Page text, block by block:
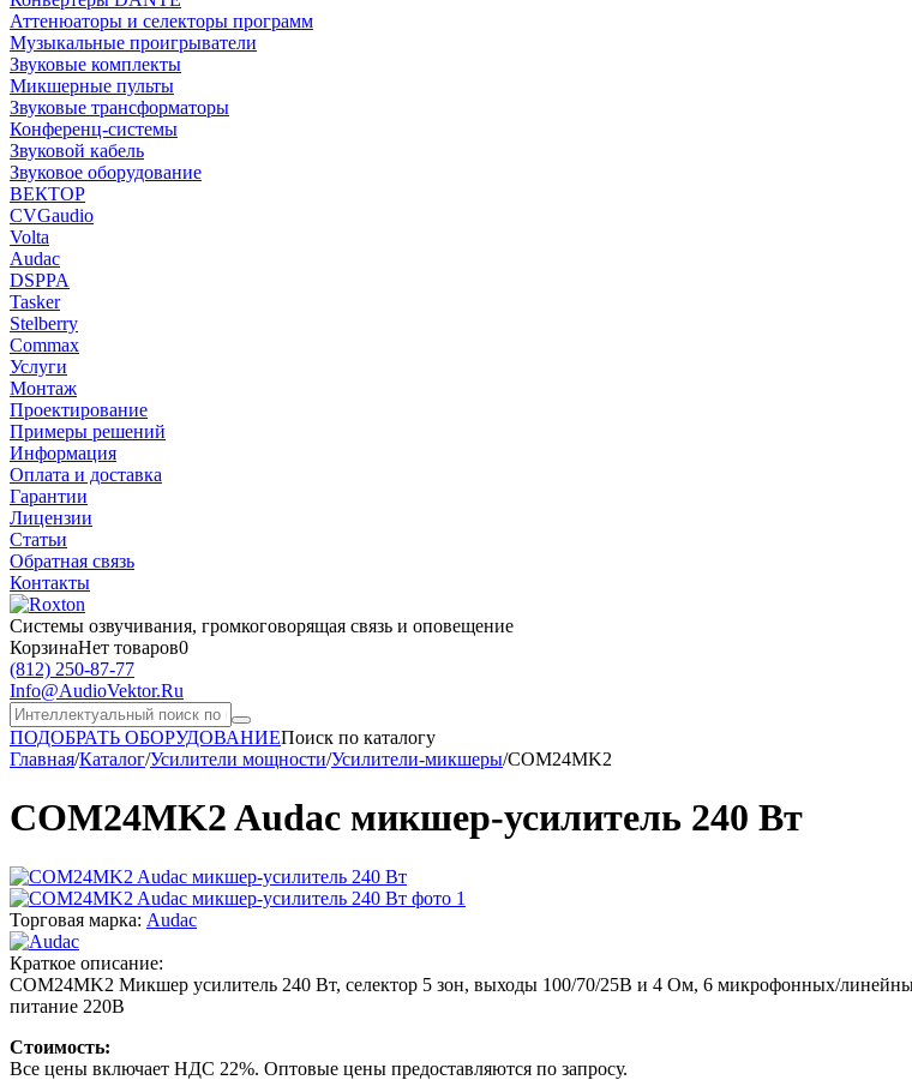
Аттенюаторы и селекторы программ
Музыкальные проигрыватели
Звуковые комплекты
Микшерные пульты
Звуковые трансформаторы
Конференц-системы
Звуковой кабель
Звуковое оборудование
ВЕКТОР
CVGaudio
Volta
Audac
DSPPA
Tasker
Stelberry
Commax
Услуги
Монтаж
Проектирование
Примеры решений
Информация
Оплата и доставка
Гарантии
Лицензии
Статьи
Обратная связь
Контакты
Системы озвучивания, громкоговорящая связь и оповещение
КорзинаНет товаров0
(812) 250-87-77
Info@AudioVektor.Ru
ПОДОБРАТЬ ОБОРУДОВАНИЕПоиск по каталогу
Главная/Каталог/Усилители мощности/Усилители-микшеры/COM24MK2
COM24MK2 Audac микшер-усилитель 240 Вт
Торговая марка: Audac
Краткое описание:
COM24MK2 Микшер усилитель 240 Вт, селектор 5 зон, выходы 100/70/25В и 4 Ом, 6 микрофонных/
питание 220В
Стоимость:
Все цены включает НДС 22%. Оптовые цены предоставляются по запросу.